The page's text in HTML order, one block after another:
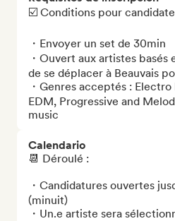
☑️ Conditions pour
・Envoyer un set de 30min
・Ouvert aux artistes basés
de se déplacer à Beauvais
・Genres acceptés :
EDM, Progressive and
music
Calendario
📆 Déroulé :
・Candidatures ouvertes
(minuit)
・Un.e artiste sera